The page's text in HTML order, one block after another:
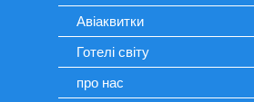
Авіаквитки
Готелі світу
про нас